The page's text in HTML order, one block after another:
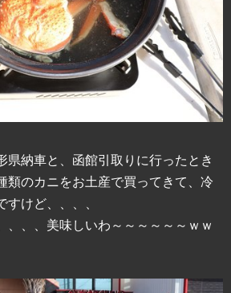
県納車と、函館引取りに行ったとき
類のカニをお土産で買ってきて、冷
けど、、、、
、、、美味しいわ～～～～～～ｗｗ